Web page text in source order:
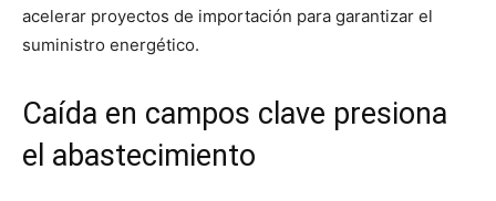
acelerar proyectos de importación para garantizar el
suministro energético.
Caída en campos clave presiona
el abastecimiento